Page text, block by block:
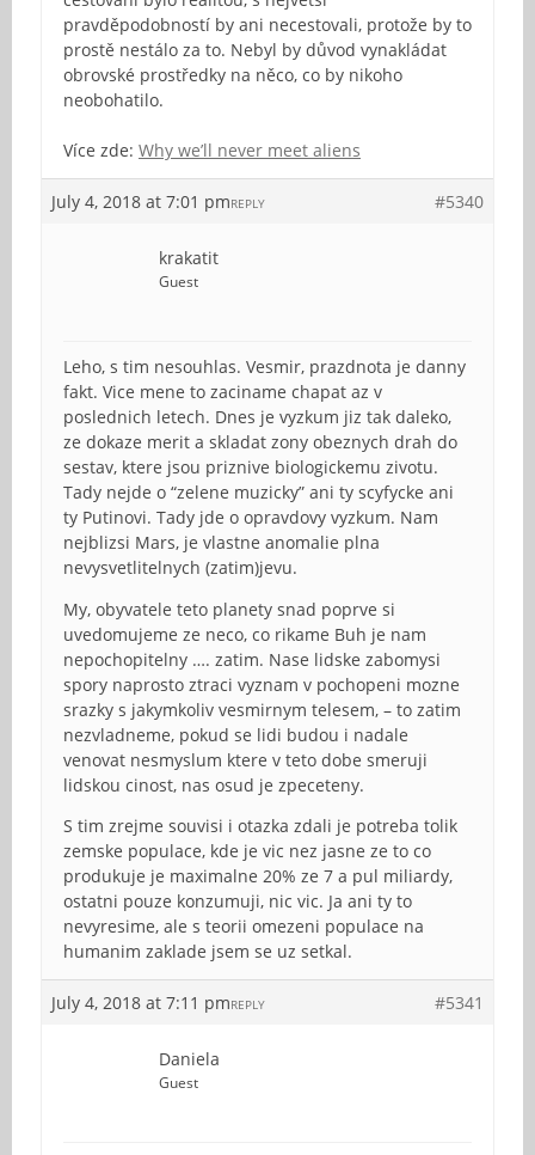
pravděpodobností by ani necestovali, protože by to
prostě nestálo za to. Nebyl by důvod vynakládat
obrovské prostředky na něco, co by nikoho
neobohatilo.
Více zde: Why we’ll never meet aliens
July 4, 2018 at 7:01 pm #5340
REPLY
krakatit
Guest
Leho, s tim nesouhlas. Vesmir, prazdnota je danny
fakt. Vice mene to zaciname chapat az v
poslednich letech. Dnes je vyzkum jiz tak daleko,
ze dokaze merit a skladat zony obeznych drah do
sestav, ktere jsou priznive biologickemu zivotu.
Tady nejde o “zelene muzicky” ani ty scyfycke ani
ty Putinovi. Tady jde o opravdovy vyzkum. Nam
nejblizsi Mars, je vlastne anomalie plna
nevysvetlitelnych (zatim)jevu.
My, obyvatele teto planety snad poprve si
uvedomujeme ze neco, co rikame Buh je nam
nepochopitelny …. zatim. Nase lidske zabomysi
spory naprosto ztraci vyznam v pochopeni mozne
srazky s jakymkoliv vesmirnym telesem, – to zatim
nezvladneme, pokud se lidi budou i nadale
venovat nesmyslum ktere v teto dobe smeruji
lidskou cinost, nas osud je zpeceteny.
S tim zrejme souvisi i otazka zdali je potreba tolik
zemske populace, kde je vic nez jasne ze to co
produkuje je maximalne 20% ze 7 a pul miliardy,
ostatni pouze konzumuji, nic vic. Ja ani ty to
nevyresime, ale s teorii omezeni populace na
humanim zaklade jsem se uz setkal.
July 4, 2018 at 7:11 pm #5341
REPLY
Daniela
Guest